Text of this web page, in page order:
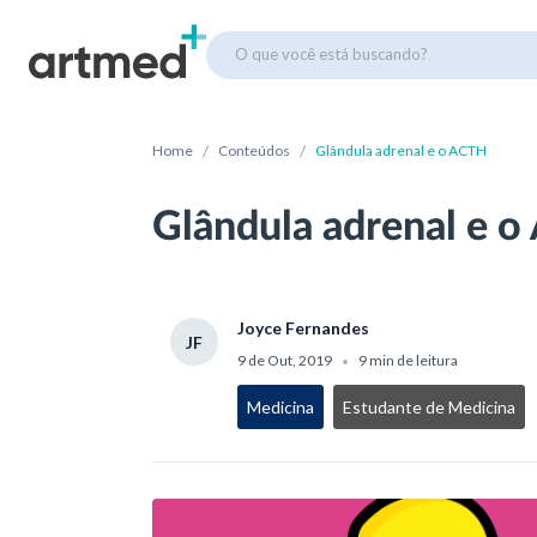
O que você está buscando?
Home / Conteúdos / Glândula adrenal e o ACTH
Glândula adrenal e o
JF
Joyce Fernandes
9 de Out, 2019 • 9 min de leitura
Medicina Estudante de Medicina